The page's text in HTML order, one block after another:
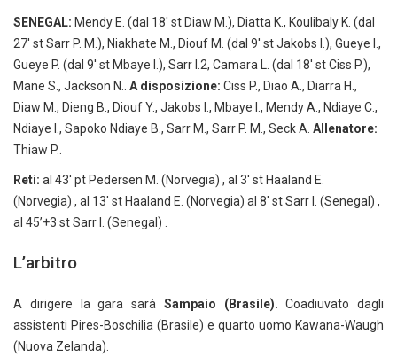
SENEGAL: Mendy E. (dal 18′ st Diaw M.), Diatta K., Koulibaly K. (dal
27′ st Sarr P. M.), Niakhate M., Diouf M. (dal 9′ st Jakobs I.), Gueye I.,
Gueye P. (dal 9′ st Mbaye I.), Sarr I.2, Camara L. (dal 18′ st Ciss P.),
Mane S., Jackson N.. A disposizione: Ciss P., Diao A., Diarra H.,
Diaw M., Dieng B., Diouf Y., Jakobs I., Mbaye I., Mendy A., Ndiaye C.,
Ndiaye I., Sapoko Ndiaye B., Sarr M., Sarr P. M., Seck A. Allenatore:
Thiaw P..
Reti: al 43′ pt Pedersen M. (Norvegia) , al 3′ st Haaland E.
(Norvegia) , al 13′ st Haaland E. (Norvegia) al 8′ st Sarr I. (Senegal) ,
al 45’+3 st Sarr I. (Senegal) .
L’arbitro
A dirigere la gara sarà Sampaio (Brasile).Coadiuvato dagli
assistenti Pires-Boschilia (Brasile) e quarto uomo Kawana-Waugh
(Nuova Zelanda).